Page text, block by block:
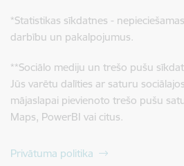
*Statistikas sīkdatnes -
darbību un pakalpojumus.
**Sociālo mediju un trešo pušu
Jūs varētu dalīties ar saturu
mājaslapai pievienoto trešo pušu
Maps, PowerBI vai citus.
Privātuma politika